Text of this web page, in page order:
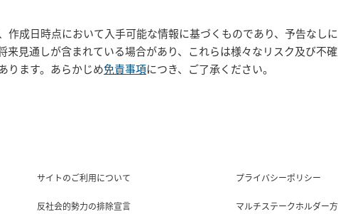
作成日時点において入手可能な情報に基づくものであり、予告なし
来見通しが含まれている場合があり、これらは様々なリスク及び不
ります。あらかじめ免責事項につき、ご了承ください。
サイトのご利用について プライバシーポリシー
反社会的勢力の排除宣言 マルチステークホルダー